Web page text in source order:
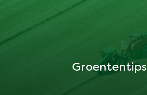
Groententips